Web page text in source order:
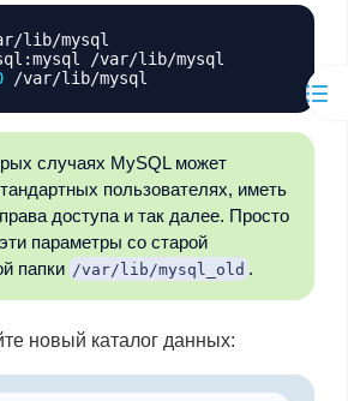
случаях MySQL может
пользователях, иметь
доступа и так далее. Просто
параметры со старой
папки /var/lib/mysql_old .
новый каталог данных: